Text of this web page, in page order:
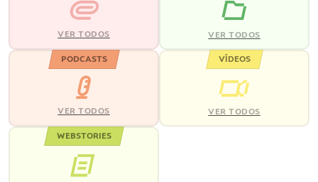
VER TODOS VER TODOS
PODCASTS
VER TODOS
VÍDEOS
VER TODOS
WEBSTORIES